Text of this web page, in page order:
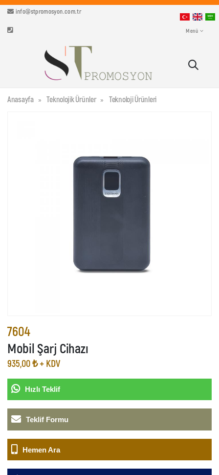
info@stpromosyon.com.tr
Menü
Anasayfa Teknolojik Ürünler Teknoloji Ürünleri
7604
Mobil Şarj Cihazı
935,00 ₺ + KDV
Hızlı Teklif
Teklif Formu
Hemen Ara